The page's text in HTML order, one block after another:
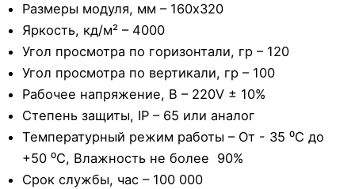
Размеры модуля, мм – 160х320
Яркость, кд/м² – 4000
Угол просмотра по горизонтали, гр – 120
Угол просмотра по вертикали, гр – 100
Рабочее напряжение, В – 220V ± 10%
Степень защиты, IP – 65 или аналог
Температурный режим работы – От - 35 ⁰С до
+50 ⁰С, Влажность не более 90%
Срок службы, час – 100 000